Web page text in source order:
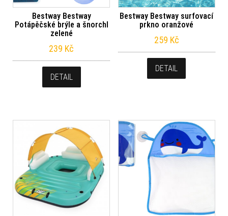
Bestway Bestway
Potápěčské brýle a šnorchl
zelené
239 Kč
DETAIL
Bestway Bestway surfovací
prkno oranžové
259 Kč
DETAIL